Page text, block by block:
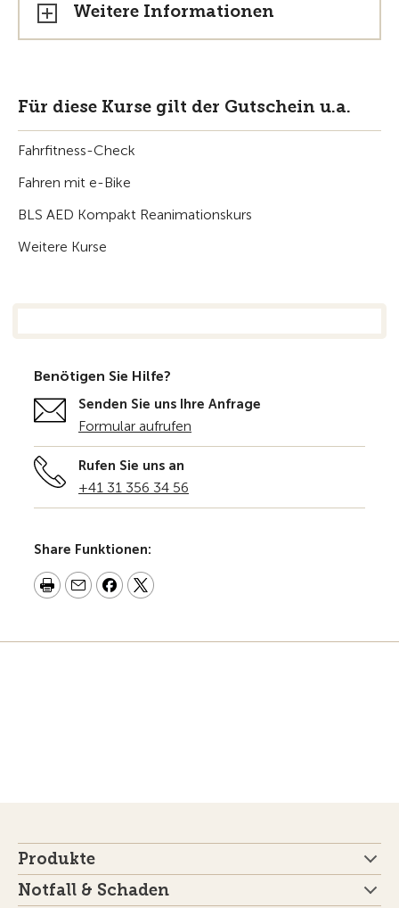
Weitere Informationen
Für diese Kurse gilt der Gutschein u.a.
Fahrfitness-Check
Fahren mit e-Bike
BLS AED Kompakt Reanimationskurs
Weitere Kurse
Benötigen Sie Hilfe?
Senden Sie uns Ihre Anfrage
Formular aufrufen
Rufen Sie uns an
+41 31 356 34 56
Share Funktionen:
Produkte
Notfall & Schaden